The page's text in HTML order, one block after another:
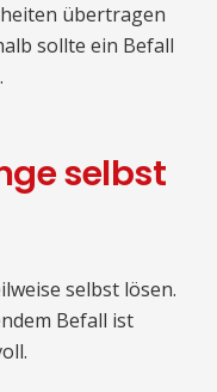
übertragen
sollte ein Befall
selbst
selbst lösen.
Befall ist